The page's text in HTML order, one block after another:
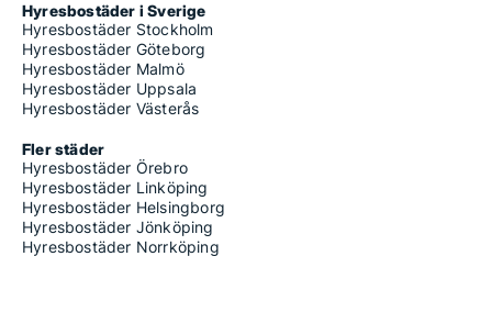
Hyresbostäder i Sverige
Hyresbostäder Stockholm
Hyresbostäder Göteborg
Hyresbostäder Malmö
Hyresbostäder Uppsala
Hyresbostäder Västerås
Fler städer
Hyresbostäder Örebro
Hyresbostäder Linköping
Hyresbostäder Helsingborg
Hyresbostäder Jönköping
Hyresbostäder Norrköping